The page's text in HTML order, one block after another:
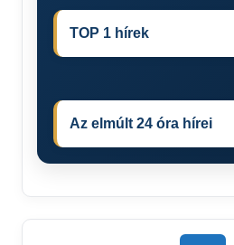
TOP 1 hírek
Az elmúlt 24 óra hírei